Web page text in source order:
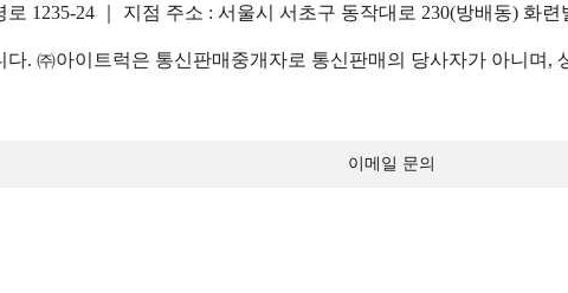
1235-24 ｜ 지점 주소 : 서울시 서초구 동작대로 230(방배동) 화련
. ㈜아이트럭은 통신판매중개자로 통신판매의 당사자가 아니며,
이메일 문의